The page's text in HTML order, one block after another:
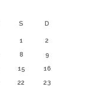
S D
1
2
8
9
15
16
22
23